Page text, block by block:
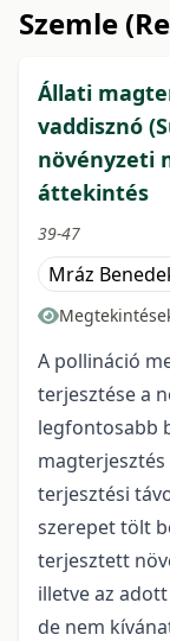
Szemle
Állati
vaddisznó
növényzeti
áttekintés
39-47
Mráz
A pollináció
terjesztése a
legfontosabb
magterjesztés
terjesztési
szerepet tölt
terjesztett
illetve az
de nem